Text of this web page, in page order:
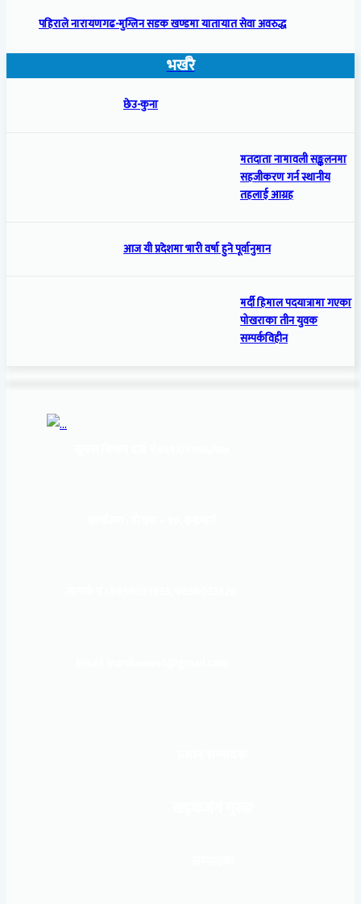
पहिराले नारायणगढ-मुग्लिन सडक खण्डमा यातायात सेवा अवरुद्ध
भर्खरै
छेउ-कुना
मतदाता नामावली सङ्कलनमा
सहजीकरण गर्न स्थानीय
तहलाई आग्रह
आज यी प्रदेशमा भारी वर्षा हुने पूर्वानुमान
मर्दी हिमाल पदयात्रामा गएका
पोखराका तीन युवक
सम्पर्कविहीन